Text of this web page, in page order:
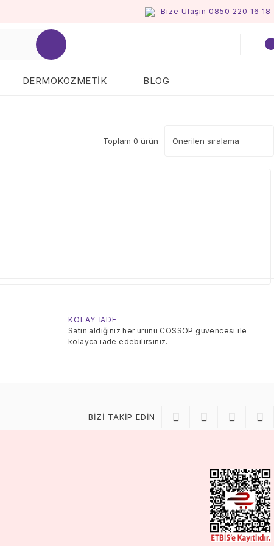
Bize Ulaşın 0850 220 16 18
DERMOKOZMETİK BLOG
Toplam 0 ürün
KOLAY İADE
Satın aldığınız her ürünü COSSOP güvencesi ile
kolayca iade edebilirsiniz.
BİZİ TAKİP EDİN